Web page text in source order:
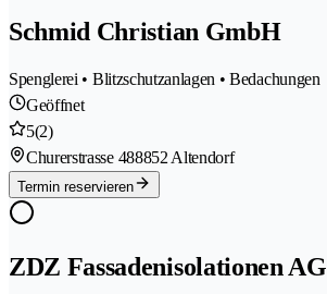
Schmid Christian GmbH
Spenglerei • Blitzschutzanlagen • Bedachungen
Geöffnet
5(2)
Churerstrasse 488852 Altendorf
Termin reservieren
ZDZ Fassadenisolationen AG